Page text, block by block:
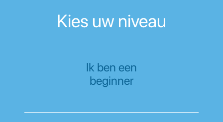
Kies uw niveau
Ik ben een
beginner